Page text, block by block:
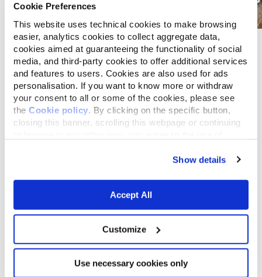
Cookie Preferences
This website uses technical cookies to make browsing
easier, analytics cookies to collect aggregate data,
cookies aimed at guaranteeing the functionality of social
media, and third-party cookies to offer additional services
and features to users. Cookies are also used for ads
personalisation. If you want to know more or withdraw
your consent to all or some of the cookies, please see
the Cookie policy . By clicking on the specific button,
closing this banner, scrolling this webpage or continuing
Show details
Accept All
Customize
Use necessary cookies only
Finde ein Geschäft in
deiner Nähe
Select a tab
Liste Karte